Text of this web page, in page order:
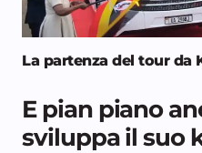
La partenza del tour da
E pian piano
sviluppa il suo